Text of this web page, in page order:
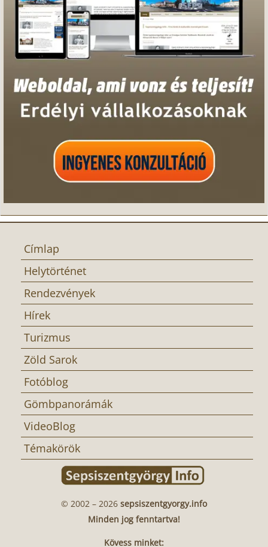
Címlap
Helytörténet
Rendezvények
Hírek
Turizmus
Zöld Sarok
Fotóblog
Gömbpanorámák
VideoBlog
Témakörök
© 2002 – 2026 sepsiszentgyorgy.info
Minden jog fenntartva!
Kövess minket: